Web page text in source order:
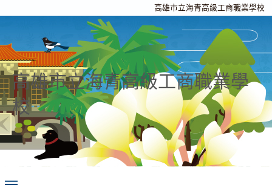
高雄市立海青高級工商職業學校
高雄市立海青高級工商職業學
校